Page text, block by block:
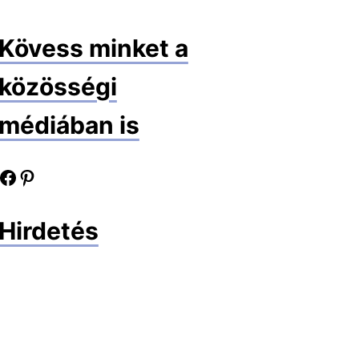
minket a
is
Pinterest oldalunk